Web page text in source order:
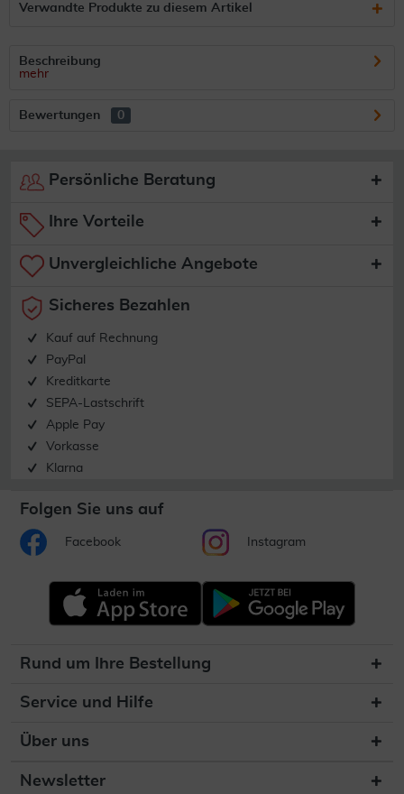
Verwandte Produkte zu diesem Artikel
Beschreibung
mehr
Bewertungen 0
Persönliche Beratung
Ihre Vorteile
Unvergleichliche Angebote
Sicheres Bezahlen
Kauf auf Rechnung
PayPal
Kreditkarte
SEPA-Lastschrift
Apple Pay
Vorkasse
Klarna
Folgen Sie uns auf
Facebook Instagram
Rund um Ihre Bestellung
Service und Hilfe
Über uns
Newsletter